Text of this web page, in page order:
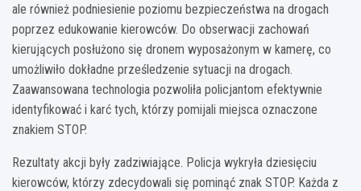
ale również podniesienie poziomu bezpieczeństwa na drogach
poprzez edukowanie kierowców. Do obserwacji zachowań
kierujących posłużono się dronem wyposażonym w kamerę, co
umożliwiło dokładne prześledzenie sytuacji na drogach.
Zaawansowana technologia pozwoliła policjantom efektywnie
identyfikować i karć tych, którzy pomijali miejsca oznaczone
znakiem STOP.
Rezultaty akcji były zadziwiające. Policja wykryła dziesięciu
kierowców, którzy zdecydowali się pominąć znak STOP. Każda z